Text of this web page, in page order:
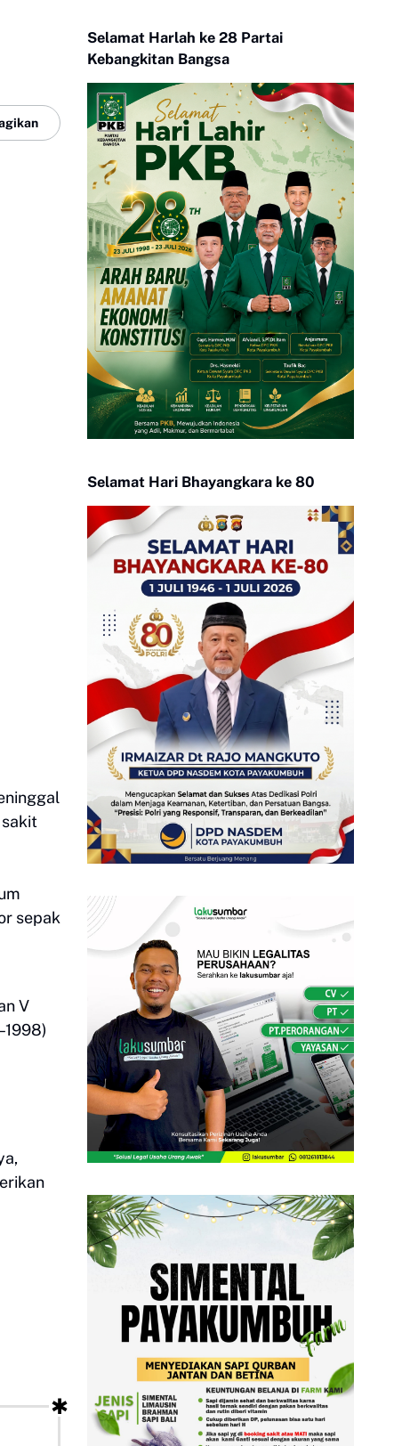
sakit
sepak
V
Selamat Harlah ke 28 Partai
Kebangkitan Bangsa
Selamat Hari Bhayangkara ke 80